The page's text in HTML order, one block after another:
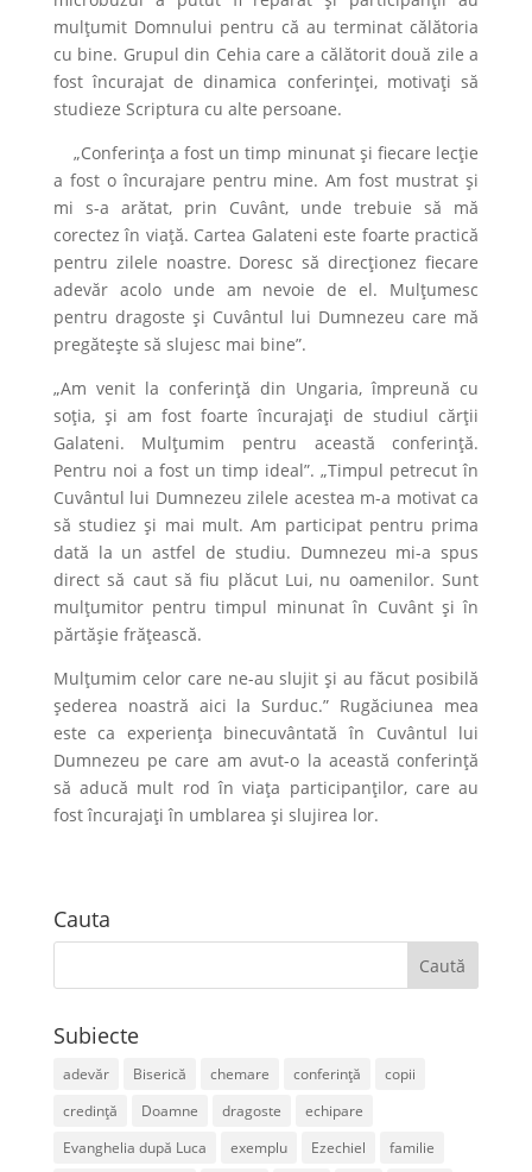
mulțumit Domnului pentru că au terminat călătoria
cu bine. Grupul din Cehia care a călătorit două zile a
fost încurajat de dinamica conferinței, motivați să
studieze Scriptura cu alte persoane.
„Conferința a fost un timp minunat și fiecare lecție
a fost o încurajare pentru mine. Am fost mustrat și
mi s-a arătat, prin Cuvânt, unde trebuie să mă
corectez în viață. Cartea Galateni este foarte practică
pentru zilele noastre. Doresc să direcționez fiecare
adevăr acolo unde am nevoie de el. Mulțumesc
pentru dragoste și Cuvântul lui Dumnezeu care mă
pregătește să slujesc mai bine”.
„Am venit la conferință din Ungaria, împreună cu
soția, și am fost foarte încurajați de studiul cărții
Galateni. Mulțumim pentru această conferință.
Pentru noi a fost un timp ideal”. „Timpul petrecut în
Cuvântul lui Dumnezeu zilele acestea m-a motivat ca
să studiez și mai mult. Am participat pentru prima
dată la un astfel de studiu. Dumnezeu mi-a spus
direct să caut să fiu plăcut Lui, nu oamenilor. Sunt
mulțumitor pentru timpul minunat în Cuvânt și în
părtășie frățească.
Mulțumim celor care ne-au slujit și au făcut posibilă
șederea noastră aici la Surduc.” Rugăciunea mea
este ca experiența binecuvântată în Cuvântul lui
Dumnezeu pe care am avut-o la această conferință
să aducă mult rod în viața participanților, care au
fost încurajați în umblarea și slujirea lor.
Cauta
Subiecte
adevăr Biserică chemare conferință
copii
credință
Doamne dragoste
echipare
Evanghelia după Luca
exemplu Ezechiel
familie